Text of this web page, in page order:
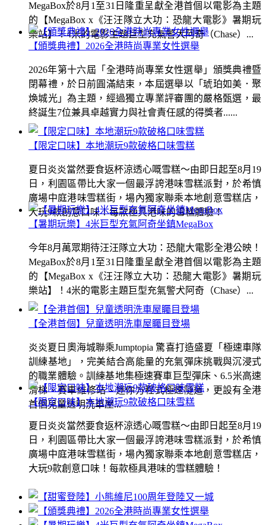
MegaBox於8月1至31日隆重呈獻全港首個以電影為主題
的【MegaBox x《汪汪隊立大功：恐龍大電影》暑期玩
樂站】！4米的電影主題巨型充氣警犬阿奇（Chase）...
【限定口味】本地潮玩9款破格口味雪糕
夏日炎炎當然要食返杯涼透心嘅雪糕～由即日起至8月19
日，利園區帶比大家一個最浮誇港味雪糕派對，於希慎
廣場中庭港味雪糕街，場內獨家聯乘本地創意雪糕店，
大玩9款創意口味！每款極具港味的雪糕體驗！
【全港首個】兒童透明洗車屋矚目登場
炎炎夏日奧海城聯乘Jumptopia 驚喜打造盛夏「極速車隊
訓練基地」，完美結合高能量的充氣彈床挑戰與沉浸式
的職業體驗。訓練基地集極速賽車巨型彈床、6.5米高速
滑梯、賽車維修站、迷你方程式極速隧道，更設有全港
首個兒童透明洗車屋...
【頒獎典禮】2026全港時尚專業女性選舉
2026年第十六屆「全港時尚專業女性選舉」頒獎典禮暨
閉幕禮，於日前圓滿結束，本屆選舉以「琥珀如美．聚
煥城光」為主題，經過獨立專業評審團的嚴格甄選，最
終誕生7位兼具卓越實力與社會責任感的得獎者......
【暑期玩樂】4米巨型充氣阿奇坐鎮MegaBox
今年8月萬眾期待汪汪隊立大功：恐龍大電影全港公映！
MegaBox於8月1至31日隆重呈獻全港首個以電影為主題
的【MegaBox x《汪汪隊立大功：恐龍大電影》暑期玩
樂站】！4米的電影主題巨型充氣警犬阿奇（Chase）...
【限定口味】本地潮玩9款破格口味雪糕
夏日炎炎當然要食返杯涼透心嘅雪糕～由即日起至8月19
日，利園區帶比大家一個最浮誇港味雪糕派對，於希慎
廣場中庭港味雪糕街，場內獨家聯乘本地創意雪糕店，
大玩9款創意口味！每款極具港味的雪糕體驗！